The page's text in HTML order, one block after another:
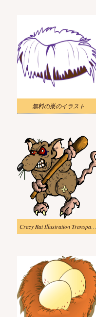
無料の巣のイラスト
Crazy Rat Illustration Transparent